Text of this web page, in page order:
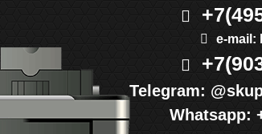
e-mail:
Telegram:
Whatsapp: